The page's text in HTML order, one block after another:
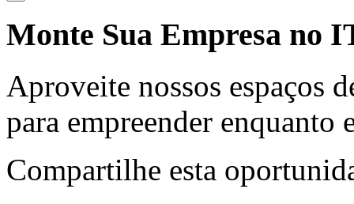
Monte Sua Empresa no
Aproveite nossos espaços
para empreender enquanto
Compartilhe esta